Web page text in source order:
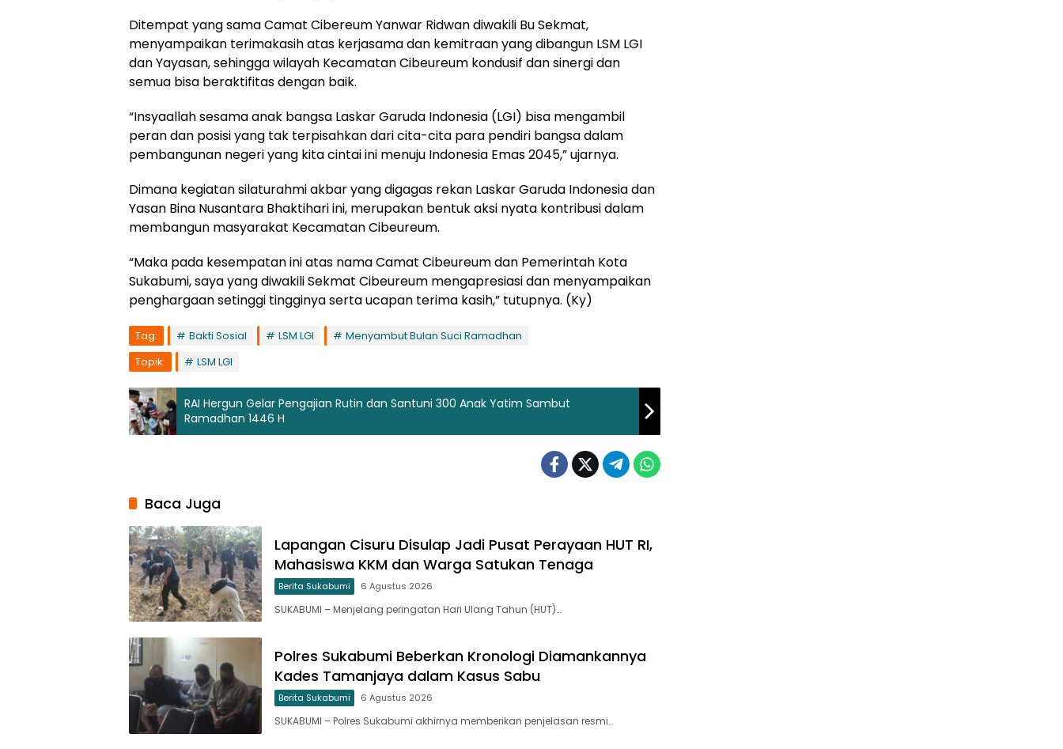
Ditempat yang sama Camat Cibereum Yanwar Ridwan diwakili Bu Sekmat,
menyampaikan terimakasih atas kerjasama dan kemitraan yang dibangun LSM LGI
dan Yayasan, sehingga wilayah Kecamatan Cibeureum kondusif dan sinergi dan
semua bisa beraktifitas dengan baik.
“Insyaallah sesama anak bangsa Laskar Garuda Indonesia (LGI) bisa mengambil
peran dan posisi yang tak terpisahkan dari cita-cita para pendiri bangsa dalam
pembangunan negeri yang kita cintai ini menuju Indonesia Emas 2045,” ujarnya.
Dimana kegiatan silaturahmi akbar yang digagas rekan Laskar Garuda Indonesia dan
Yasan Bina Nusantara Bhaktihari ini, merupakan bentuk aksi nyata kontribusi dalam
membangun masyarakat Kecamatan Cibeureum.
“Maka pada kesempatan ini atas nama Camat Cibeureum dan Pemerintah Kota
Sukabumi, saya yang diwakili Sekmat Cibeureum mengapresiasi dan menyampaikan
penghargaan setinggi tingginya serta ucapan terima kasih,” tutupnya. (Ky)
Tag: Bakti Sosial LSM LGI
Menyambut Bulan Suci Ramadhan
Topik:
LSM LGI
RAI Hergun Gelar Pengajian Rutin dan Santuni 300 Anak Yatim Sambut
Ramadhan 1446 H
Baca Juga
Lapangan Cisuru Disulap Jadi Pusat Perayaan HUT RI,
Mahasiswa KKM dan Warga Satukan Tenaga
Berita Sukabumi 6 Agustus 2026
SUKABUMI – Menjelang peringatan Hari Ulang Tahun (HUT)…
Polres Sukabumi Beberkan Kronologi Diamankannya
Kades Tamanjaya dalam Kasus Sabu
Berita Sukabumi 6 Agustus 2026
SUKABUMI – Polres Sukabumi akhirnya memberikan penjelasan resmi…